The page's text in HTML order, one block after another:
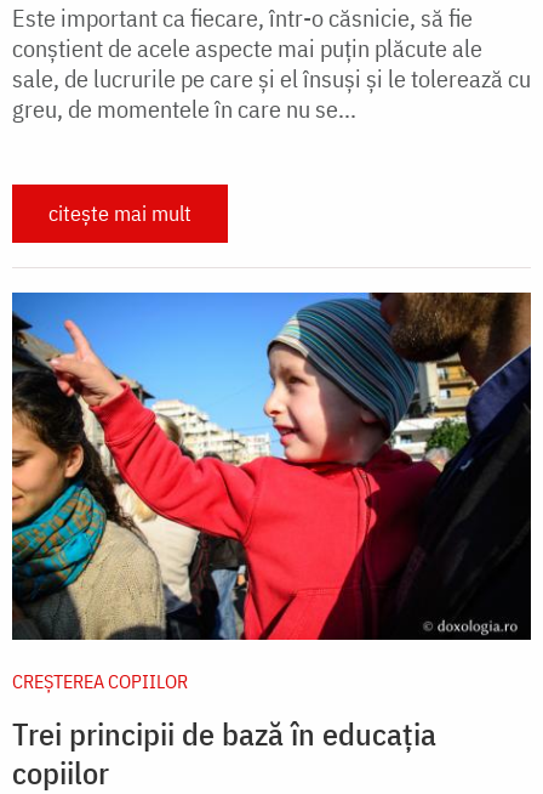
Este important ca fiecare, într-o căsnicie, să fie
conștient de acele aspecte mai puțin plăcute ale
sale, de lucrurile pe care și el însuși și le tolerează cu
greu, de momentele în care nu se...
citește mai mult
CREŞTEREA COPIILOR
Trei principii de bază în educația
copiilor